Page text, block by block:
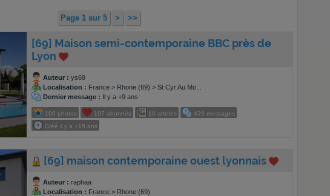
Page 1 sur 5 > >>
[69] Maison semi-contemporaine BBC près de
Lyon
Auteur : ys69
Localisation : France > Rhone (69) > St Cyr Au Mo...
Dernier message : Il y a +9 ans
106 photos 197 abonnés 10 articles 426 messages
Créé il y a +15 ans
[69] maison contemporaine ouest lyonnais
Auteur : raphaa
Localisation : France > Rhone (69)